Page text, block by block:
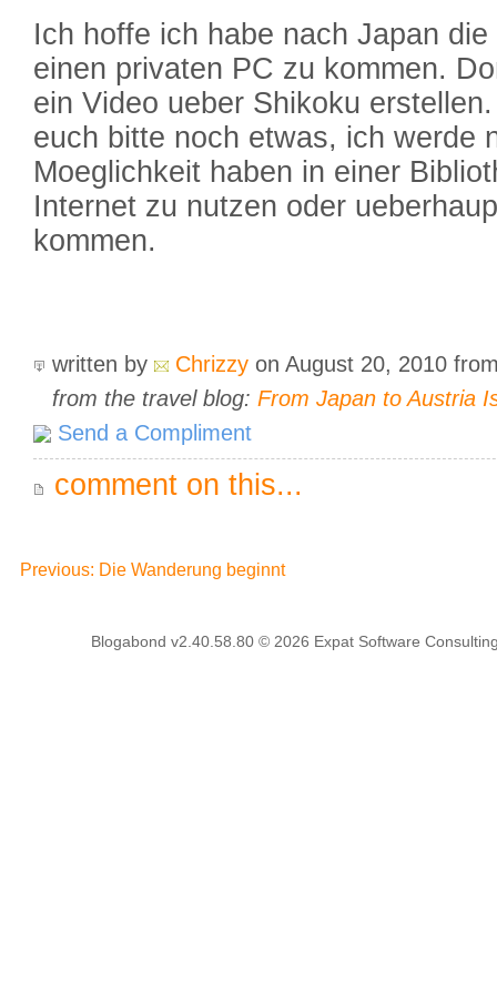
Ich hoffe ich habe nach Japan
einen privaten PC zu kommen.
ein Video ueber Shikoku
euch bitte noch etwas, ich werde
Moeglichkeit haben in einer
Internet zu nutzen oder
kommen.
written by Chrizzy on August 20, 2010
from the travel blog: From Japan to Austria
Send a Compliment
comment on this...
Previous: Die Wanderung beginnt
Blogabond v2.40.58.80 © 2026 Expat Software